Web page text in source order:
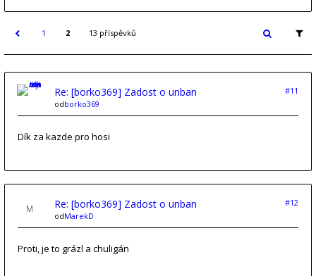
1 2 13 příspěvků
Re: [borko369] Zadost o unban
#11
odborko369
Dík za kazde pro hosi
Re: [borko369] Zadost o unban
#12
odMarekD
Proti, je to grázl a chuligán